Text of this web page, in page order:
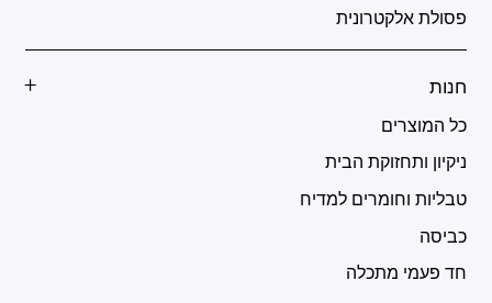
פסולת אלקטרונית
חנות
כל המוצרים
ניקיון ותחזוקת הבית
טבליות וחומרים למדיח
כביסה
חד פעמי מתכלה